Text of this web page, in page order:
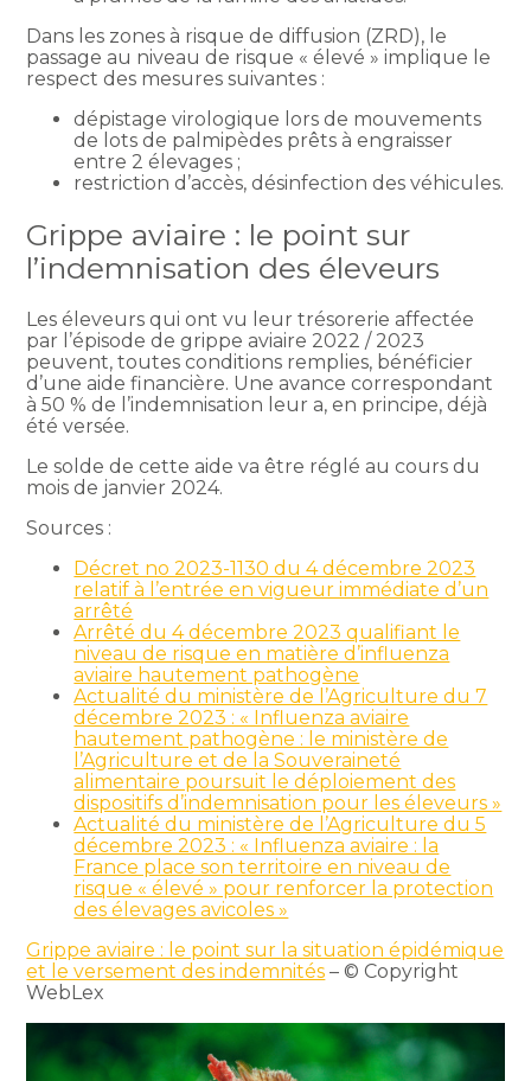
Dans les zones à risque de diffusion (ZRD), le
passage au niveau de risque « élevé » implique le
respect des mesures suivantes :
dépistage virologique lors de mouvements
de lots de palmipèdes prêts à engraisser
entre 2 élevages ;
restriction d’accès, désinfection des véhicules.
Grippe aviaire : le point sur
l’indemnisation des éleveurs
Les éleveurs qui ont vu leur trésorerie affectée
par l’épisode de grippe aviaire 2022 / 2023
peuvent, toutes conditions remplies, bénéficier
d’une aide financière. Une avance correspondant
à 50 % de l’indemnisation leur a, en principe, déjà
été versée.
Le solde de cette aide va être réglé au cours du
mois de janvier 2024.
Sources :
Décret no 2023-1130 du 4 décembre 2023
relatif à l’entrée en vigueur immédiate d’un
arrêté
Arrêté du 4 décembre 2023 qualifiant le
niveau de risque en matière d’influenza
aviaire hautement pathogène
Actualité du ministère de l’Agriculture du 7
décembre 2023 : « Influenza aviaire
hautement pathogène : le ministère de
l’Agriculture et de la Souveraineté
alimentaire poursuit le déploiement des
dispositifs d’indemnisation pour les éleveurs »
Actualité du ministère de l’Agriculture du 5
décembre 2023 : « Influenza aviaire : la
France place son territoire en niveau de
risque « élevé » pour renforcer la protection
des élevages avicoles »
Grippe aviaire : le point sur la situation épidémique
et le versement des indemnités – © Copyright
WebLex